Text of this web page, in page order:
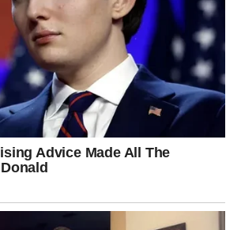
POSLE SUZA
MOĆI
kroz mnogo toga što niko nije znao.
i hladno, istina je da su mnoge